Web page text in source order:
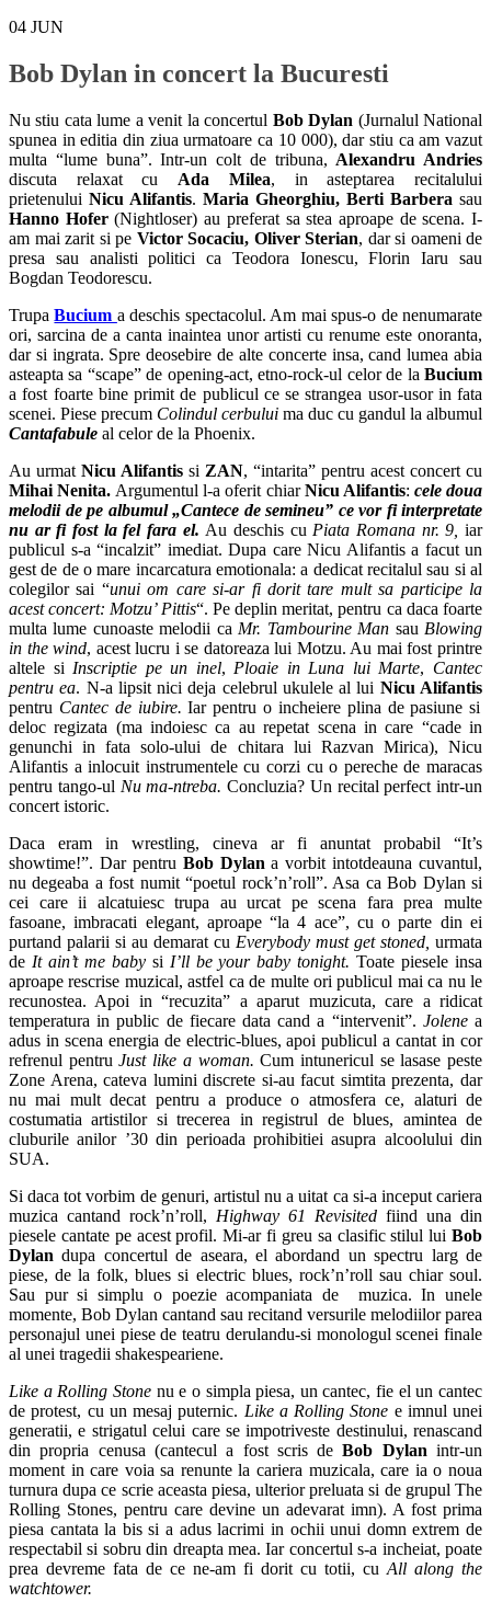
04 JUN
Bob Dylan in concert la Bucuresti
Nu stiu cata lume a venit la concertul Bob Dylan (Jurnalul National
spunea in editia din ziua urmatoare ca 10 000), dar stiu ca am vazut
multa “lume buna”. Intr-un colt de tribuna, Alexandru Andries
discuta relaxat cu Ada Milea, in asteptarea recitalului
prietenului Nicu Alifantis. Maria Gheorghiu, Berti Barbera sau
Hanno Hofer(Nightloser) au preferat sa stea aproape de scena. I-
am mai zarit si pe Victor Socaciu, Oliver Sterian, dar si oameni de
presa sau analisti politici ca Teodora Ionescu, Florin Iaru sau
Bogdan Teodorescu.
TrupaBucium a deschis spectacolul. Am mai spus-o de nenumarate
ori, sarcina de a canta inaintea unor artisti cu renume este onoranta,
dar si ingrata. Spre deosebire de alte concerte insa, cand lumea abia
asteapta sa “scape” de opening-act, etno-rock-ul celor de la Bucium
a fost foarte bine primit de publicul ce se strangea usor-usor in fata
scenei. Piese precum Colindul cerbului ma duc cu gandul la albumul
Cantafabule al celor de la Phoenix.
Au urmat Nicu Alifantis si ZAN, “intarita” pentru acest concert cu
Mihai Nenita. Argumentul l-a oferit chiarNicu Alifantis: cele doua
melodii de pe albumul „Cantece de semineu” ce vor fi interpretate
nu ar fi fost la fel fara el. Au deschis cu Piata Romana nr. 9,iar
publicul s-a “incalzit” imediat. Dupa care Nicu Alifantis a facut un
gest de de o mare incarcatura emotionala: a dedicat recitalul sau si al
colegilor sai “unui om care si-ar fi dorit tare mult sa participe la
acest concert: Motzu’ Pittis“. Pe deplin meritat, pentru ca daca foarte
multa lume cunoaste melodii ca Mr. Tambourine Man sau Blowing
in the wind, acest lucru i se datoreaza lui Motzu. Au mai fost printre
altele si Inscriptie pe un inel, Ploaie in Luna lui Marte, Cantec
pentru ea. N-a lipsit nici deja celebrul ukulele al lui Nicu Alifantis
pentru Cantec de iubire.Iar pentru o incheiere plina de pasiune si
deloc regizata (ma indoiesc ca au repetat scena in care “cade in
genunchi in fata solo-ului de chitara lui Razvan Mirica), Nicu
Alifantis a inlocuit instrumentele cu corzi cu o pereche de maracas
pentru tango-ul Nu ma-ntreba. Concluzia? Un recital perfect intr-un
concert istoric.
Daca eram in wrestling, cineva ar fi anuntat probabil “It’s
showtime!”. Dar pentru Bob Dylan a vorbit intotdeauna cuvantul,
nu degeaba a fost numit “poetul rock’n’roll”. Asa ca Bob Dylan si
cei care ii alcatuiesc trupa au urcat pe scena fara prea multe
fasoane, imbracati elegant, aproape “la 4 ace”, cu o parte din ei
purtand palarii si au demarat cu Everybody must get stoned, urmata
de It ain’t me baby si I’ll be your baby tonight.Toate piesele insa
aproape rescrise muzical, astfel ca de multe ori publicul mai ca nu le
recunostea. Apoi in “recuzita” a aparut muzicuta, care a ridicat
temperatura in public de fiecare data cand a “intervenit”. Jolenea
adus in scena energia de electric-blues, apoi publicul a cantat in cor
refrenul pentru Just like a woman.Cum intunericul se lasase peste
Zone Arena, cateva lumini discrete si-au facut simtita prezenta, dar
nu mai mult decat pentru a produce o atmosfera ce, alaturi de
costumatia artistilor si trecerea in registrul de blues, amintea de
cluburile anilor ’30 din perioada prohibitiei asupra alcoolului din
SUA.
Si daca tot vorbim de genuri, artistul nu a uitat ca si-a inceput cariera
muzica cantand rock’n’roll, Highway 61 Revisited fiind una din
piesele cantate pe acest profil. Mi-ar fi greu sa clasific stilul lui Bob
Dylan dupa concertul de aseara, el abordand un spectru larg de
piese, de la folk, blues si electric blues, rock’n’roll sau chiar soul.
Sau pur si simplu o poezie acompaniata de muzica. In unele
momente, Bob Dylan cantand sau recitand versurile melodiilor parea
personajul unei piese de teatru derulandu-si monologul scenei finale
al unei tragedii shakespeariene.
Like a Rolling Stone nu e o simpla piesa, un cantec, fie el un cantec
de protest, cu un mesaj puternic. Like a Rolling Stone e imnul unei
generatii, e strigatul celui care se impotriveste destinului, renascand
din propria cenusa (cantecul a fost scris deBob Dylan intr-un
moment in care voia sa renunte la cariera muzicala, care ia o noua
turnura dupa ce scrie aceasta piesa, ulterior preluata si de grupul The
Rolling Stones, pentru care devine un adevarat imn). A fost prima
piesa cantata la bis si a adus lacrimi in ochii unui domn extrem de
respectabil si sobru din dreapta mea. Iar concertul s-a incheiat, poate
prea devreme fata de ce ne-am fi dorit cu totii, cu All along the
watchtower.